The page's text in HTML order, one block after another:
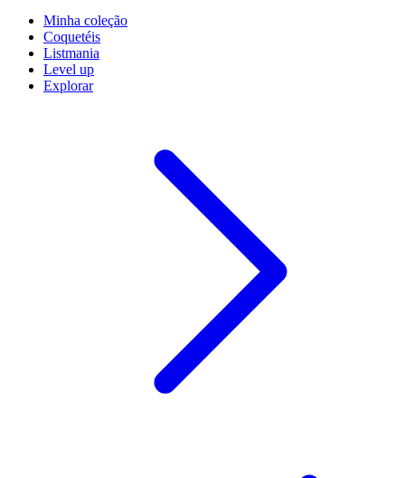
Minha coleção
Coquetéis
Listmania
Level up
Explorar